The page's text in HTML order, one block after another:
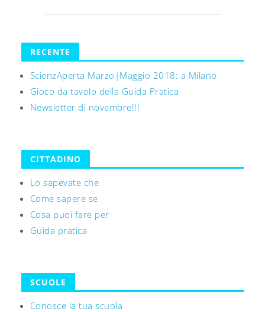
RECENTE
ScienzAperta Marzo|Maggio 2018: a Milano
Gioco da tavolo della Guida Pratica
Newsletter di novembre!!!
CITTADINO
Lo sapevate che
Come sapere se
Cosa puoi fare per
Guida pratica
SCUOLE
Conosce la tua scuola